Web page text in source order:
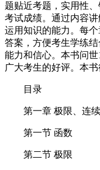
题贴近考题，实用性
考试成绩。通过内容
运用知识的能力。每
答案，方便考生学练
能力和信心。本书问
广大考生的好评。本
目录
第一章 极限、连续
第一节 函数
第二节 极限